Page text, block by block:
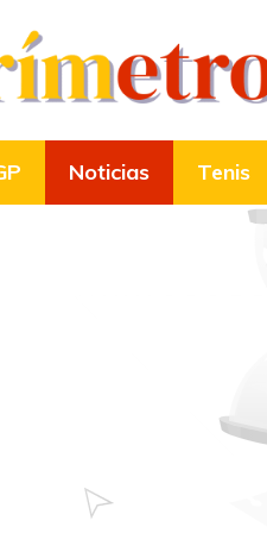
Noticias Tenis